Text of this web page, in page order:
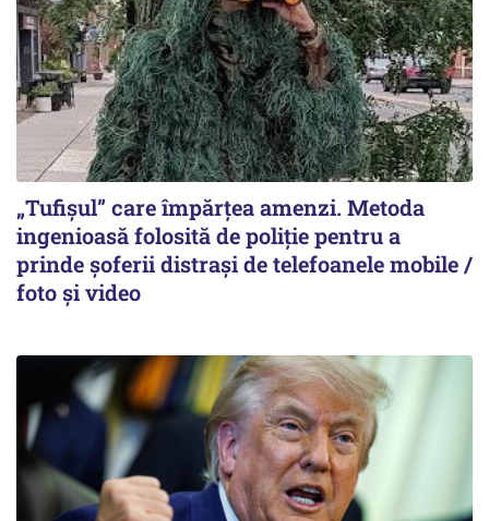
„Tufișul” care împărțea amenzi. Metoda
ingenioasă folosită de poliție pentru a
prinde șoferii distrași de telefoanele mobile /
foto și video